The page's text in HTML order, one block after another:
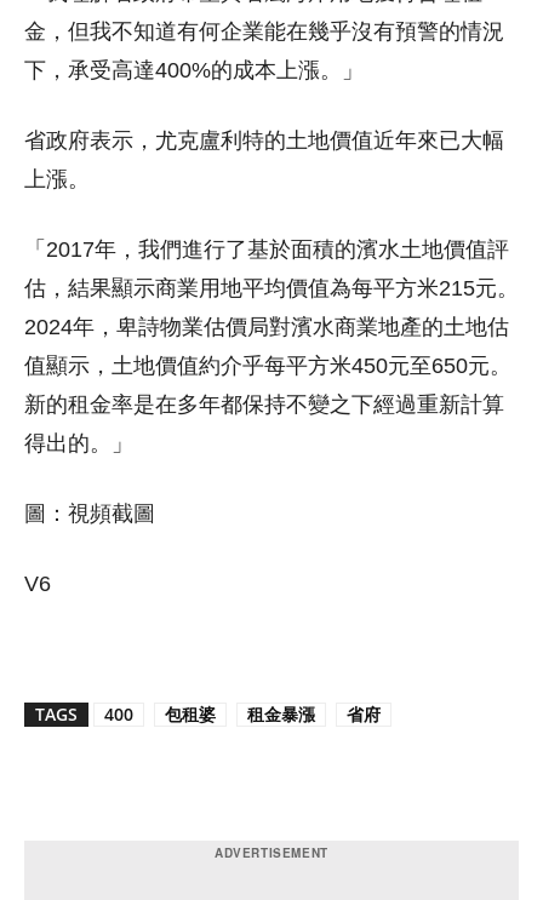
金，但我不知道有何企業能在幾乎沒有預警的情況
下，承受高達400%的成本上漲。」
省政府表示，尤克盧利特的土地價值近年來已大幅
上漲。
「2017年，我們進行了基於面積的濱水土地價值評
估，結果顯示商業用地平均價值為每平方米215元。
2024年，卑詩物業估價局對濱水商業地產的土地估
值顯示，土地價值約介乎每平方米450元至650元。
新的租金率是在多年都保持不變之下經過重新計算
得出的。」
圖：視頻截圖
V6
TAGS 400 包租婆 租金暴漲 省府